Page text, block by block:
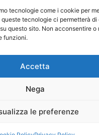
tecnologie come i cookie per
tecnologie ci permetterà
questo sito. Non acconsentire
funzioni.
Accetta
Nega
le preferenze